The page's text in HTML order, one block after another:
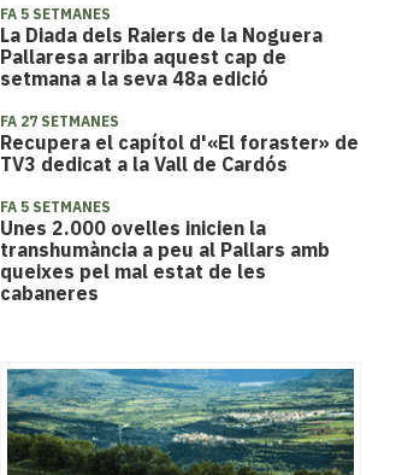
FA 5 SETMANES
La Diada dels Raiers de la Noguera
Pallaresa arriba aquest cap de
setmana a la seva 48a edició
FA 27 SETMANES
Recupera el capítol d'«El foraster» de
TV3 dedicat a la Vall de Cardós
FA 5 SETMANES
​Unes 2.000 ovelles inicien la
transhumància a peu al Pallars amb
queixes pel mal estat de les
cabaneres